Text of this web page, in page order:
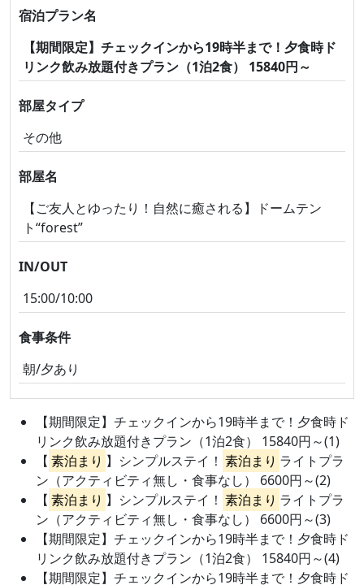
宿泊プラン名
【期間限定】チェックインから19時半まで！夕食時ド
リンク飲み放題付きプラン（1泊2食） 15840円～
部屋タイプ
その他
部屋名
【ご友人とゆったり！自然に癒される】ドームテン
ト“forest”
IN/OUT
15:00/10:00
食事条件
朝/夕あり
【期間限定】チェックインから19時半まで！夕食時ド
リンク飲み放題付きプラン（1泊2食） 15840円～(1)
【 素泊まり 】シンプルステイ！ 素泊まり ライトプラ
ン（アクティビティ無し・食事なし） 6600円～(2)
【 素泊まり 】シンプルステイ！ 素泊まり ライトプラ
ン（アクティビティ無し・食事なし） 6600円～(3)
【期間限定】チェックインから19時半まで！夕食時ド
リンク飲み放題付きプラン（1泊2食） 15840円～(4)
【期間限定】チェックインから19時半まで！夕食時ド